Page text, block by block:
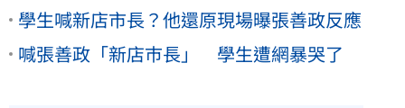
學生喊新店市長？他還原現場曝張善政反應
喊張善政「新店巿長」 學生遭網暴哭了